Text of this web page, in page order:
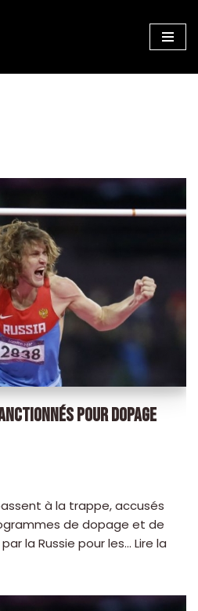
POUR DOPAGE
à la trappe, accusés
de dopage et de
la Russie pour les… Lire la